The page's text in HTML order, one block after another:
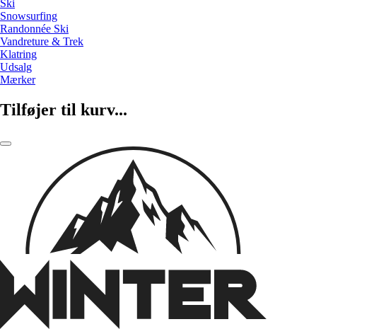
Ski
Snowsurfing
Randonnée Ski
Vandreture & Trek
Klatring
Udsalg
Mærker
Tilføjer til kurv...